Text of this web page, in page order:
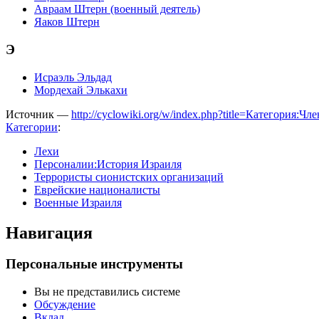
Авраам Штерн (военный деятель)
Яаков Штерн
Э
Исраэль Эльдад
Мордехай Элькахи
Источник — http://cyclowiki.org/w/
Категории:
Лехи
Персоналии:История Израиля
Террористы сионистских организаций
Еврейские националисты
Военные Израиля
Навигация
Персональные инструменты
Вы не представились системе
Обсуждение